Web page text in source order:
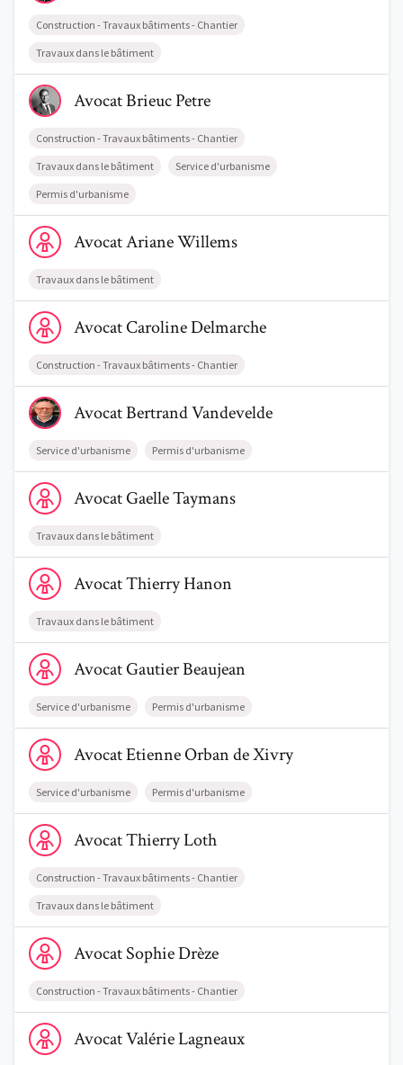
Construction - Travaux bâtiments - Chantier
Travaux dans le bâtiment
Voir le profil de AvocatBrieuc Petre
AvocatBrieucPetre
Construction - Travaux bâtiments - Chantier
Travaux dans le bâtiment Service d'urbanisme
Permis d'urbanisme
Voir le profil de AvocatAriane Willems
AvocatArianeWillems
Travaux dans le bâtiment
Voir le profil de AvocatCaroline Delmarche
AvocatCarolineDelmarche
Construction - Travaux bâtiments - Chantier
Voir le profil de AvocatBertrand Vandevelde
AvocatBertrandVandevelde
Service d'urbanisme Permis d'urbanisme
Voir le profil de AvocatGaelle Taymans
AvocatGaelleTaymans
Travaux dans le bâtiment
Voir le profil de AvocatThierry Hanon
AvocatThierryHanon
Travaux dans le bâtiment
Voir le profil de AvocatGautier Beaujean
AvocatGautierBeaujean
Service d'urbanisme Permis d'urbanisme
Voir le profil de AvocatEtienne Orban de Xivry
AvocatEtienneOrban de Xivry
Service d'urbanisme Permis d'urbanisme
Voir le profil de AvocatThierry Loth
AvocatThierryLoth
Construction - Travaux bâtiments - Chantier
Travaux dans le bâtiment
Voir le profil de AvocatSophie Drèze
AvocatSophieDrèze
Construction - Travaux bâtiments - Chantier
Voir le profil de AvocatValérie Lagneaux
AvocatValérieLagneaux